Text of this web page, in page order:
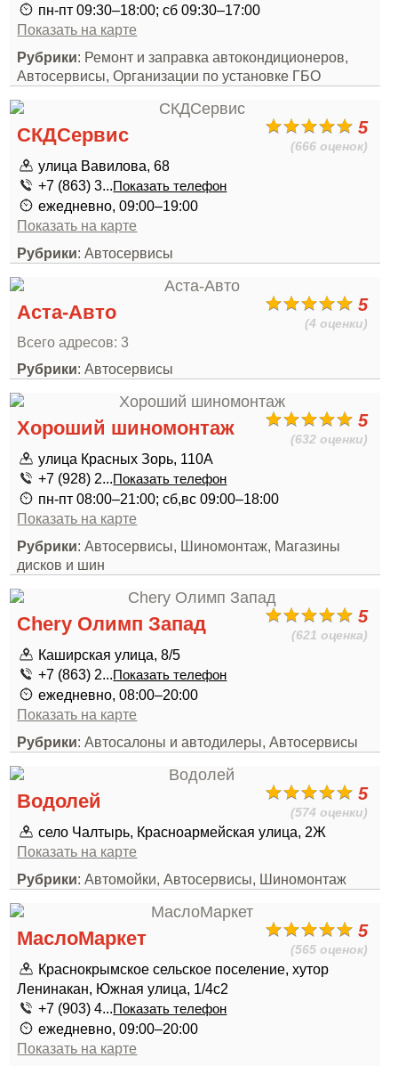
пн-пт 09:30–18:00; сб 09:30–17:00
Показать на карте
Рубрики: Ремонт и заправка автокондиционеров,
Автосервисы, Организации по установке ГБО
5
(666 оценок)
СКДСервис
улица Вавилова, 68
+7 (863) 3...Показать телефон
ежедневно, 09:00–19:00
Показать на карте
Рубрики: Автосервисы
5
(4 оценки)
Аста-Авто
Всего адресов: 3
Рубрики: Автосервисы
5
(632 оценки)
Хороший шиномонтаж
улица Красных Зорь, 110А
+7 (928) 2...Показать телефон
пн-пт 08:00–21:00; сб,вс 09:00–18:00
Показать на карте
Рубрики: Автосервисы, Шиномонтаж, Магазины
дисков и шин
5
(621 оценка)
Chery Олимп Запад
Каширская улица, 8/5
+7 (863) 2...Показать телефон
ежедневно, 08:00–20:00
Показать на карте
Рубрики: Автосалоны и автодилеры, Автосервисы
5
(574 оценки)
Водолей
село Чалтырь, Красноармейская улица, 2Ж
Показать на карте
Рубрики: Автомойки, Автосервисы, Шиномонтаж
5
(565 оценок)
МаслоМаркет
Краснокрымское сельское поселение, хутор
Ленинакан, Южная улица, 1/4с2
+7 (903) 4...Показать телефон
ежедневно, 09:00–20:00
Показать на карте